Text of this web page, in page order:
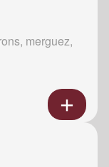
merguez,